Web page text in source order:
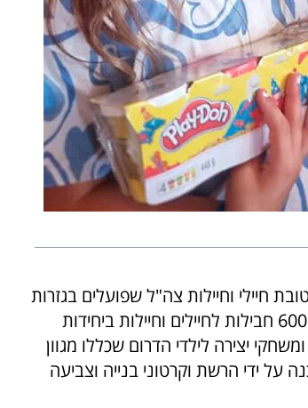
חיילי וחיילות צה"ל שפועלים בגזרות
השונות מאז החלה מלחמת 'חרבות ברזל' ולאחר שנשלחו כ- 6000 חבילות לחיילים וחיילות ביחידות
יצירה לילדי הדרום שכללו מגוון
על ידי הרשת וקרטוני בנייה וצביעה